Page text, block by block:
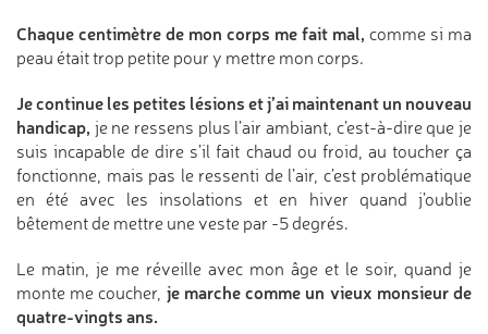
Chaque centimètre de mon corps me fait mal, comme si ma
peau était trop petite pour y mettre mon corps.
Je continue les petites lésions et j’ai maintenant un nouveau
handicap, je ne ressens plus l’air ambiant, c’est-à-dire que je
suis incapable de dire s’il fait chaud ou froid, au toucher ça
fonctionne, mais pas le ressenti de l’air, c’est problématique
en été avec les insolations et en hiver quand j’oublie
bêtement de mettre une veste par -5 degrés.
Le matin, je me réveille avec mon âge et le soir, quand je
monte me coucher, je marche comme un vieux monsieur de
quatre-vingts ans.